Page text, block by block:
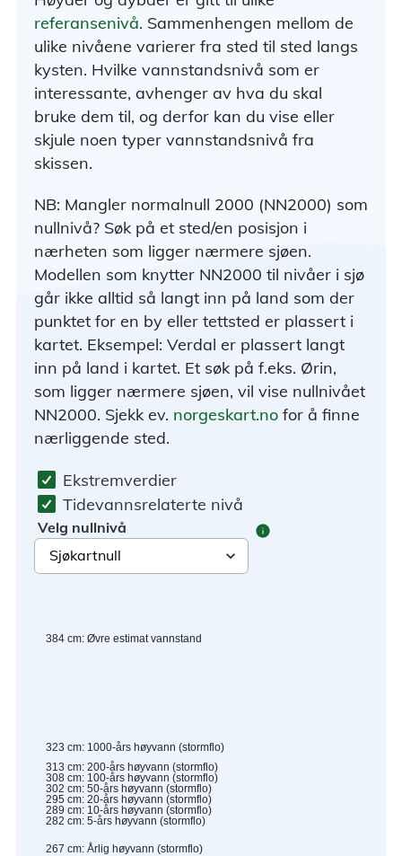
referansenivå. Sammenhengen mellom de
ulike nivåene varierer fra sted til sted langs
kysten. Hvilke vannstandsnivå som er
interessante, avhenger av hva du skal
bruke dem til, og derfor kan du vise eller
skjule noen typer vannstandsnivå fra
skissen.
NB: Mangler normalnull 2000 (NN2000) som
nullnivå? Søk på et sted/en posisjon i
nærheten som ligger nærmere sjøen.
Modellen som knytter NN2000 til nivåer i sjø
går ikke alltid så langt inn på land som der
punktet for en by eller tettsted er plassert i
kartet. Eksempel: Verdal er plassert langt
inn på land i kartet. Et søk på f.eks. Ørin,
som ligger nærmere sjøen, vil vise nullnivået
NN2000. Sjekk ev. norgeskart.no for å finne
nærliggende sted.
Ekstremverdier
Tidevannsrelaterte nivå
Velg nullnivå info
384 cm: Øvre estimat vannstand
323 cm: 1000-års høyvann (stormflo)
313 cm: 200-års høyvann (stormflo)
308 cm: 100-års høyvann (stormflo)
302 cm: 50-års høyvann (stormflo)
295 cm: 20-års høyvann (stormflo)
289 cm: 10-års høyvann (stormflo)
282 cm: 5-års høyvann (stormflo)
267 cm: Årlig høyvann (stormflo)